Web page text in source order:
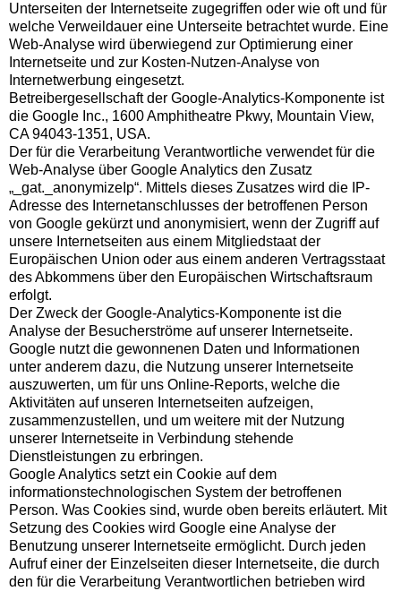
Unterseiten der Internetseite zugegriffen oder wie oft und für
welche Verweildauer eine Unterseite betrachtet wurde. Eine
Web-Analyse wird überwiegend zur Optimierung einer
Internetseite und zur Kosten-Nutzen-Analyse von
Internetwerbung eingesetzt.
Betreibergesellschaft der Google-Analytics-Komponente ist
die Google Inc., 1600 Amphitheatre Pkwy, Mountain View,
CA 94043-1351, USA.
Der für die Verarbeitung Verantwortliche verwendet für die
Web-Analyse über Google Analytics den Zusatz
„_gat._anonymizeIp“. Mittels dieses Zusatzes wird die IP-
Adresse des Internetanschlusses der betroffenen Person
von Google gekürzt und anonymisiert, wenn der Zugriff auf
unsere Internetseiten aus einem Mitgliedstaat der
Europäischen Union oder aus einem anderen Vertragsstaat
des Abkommens über den Europäischen Wirtschaftsraum
erfolgt.
Der Zweck der Google-Analytics-Komponente ist die
Analyse der Besucherströme auf unserer Internetseite.
Google nutzt die gewonnenen Daten und Informationen
unter anderem dazu, die Nutzung unserer Internetseite
auszuwerten, um für uns Online-Reports, welche die
Aktivitäten auf unseren Internetseiten aufzeigen,
zusammenzustellen, und um weitere mit der Nutzung
unserer Internetseite in Verbindung stehende
Dienstleistungen zu erbringen.
Google Analytics setzt ein Cookie auf dem
informationstechnologischen System der betroffenen
Person. Was Cookies sind, wurde oben bereits erläutert. Mit
Setzung des Cookies wird Google eine Analyse der
Benutzung unserer Internetseite ermöglicht. Durch jeden
Aufruf einer der Einzelseiten dieser Internetseite, die durch
den für die Verarbeitung Verantwortlichen betrieben wird